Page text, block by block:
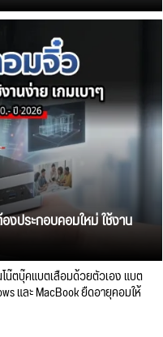
ประกอบคอมใหม่ ใช้งาน
ตบุ๊คแบตเสื่อมด้วยตัวเอง แบต
และ MacBook ยืดอายุคอมให้